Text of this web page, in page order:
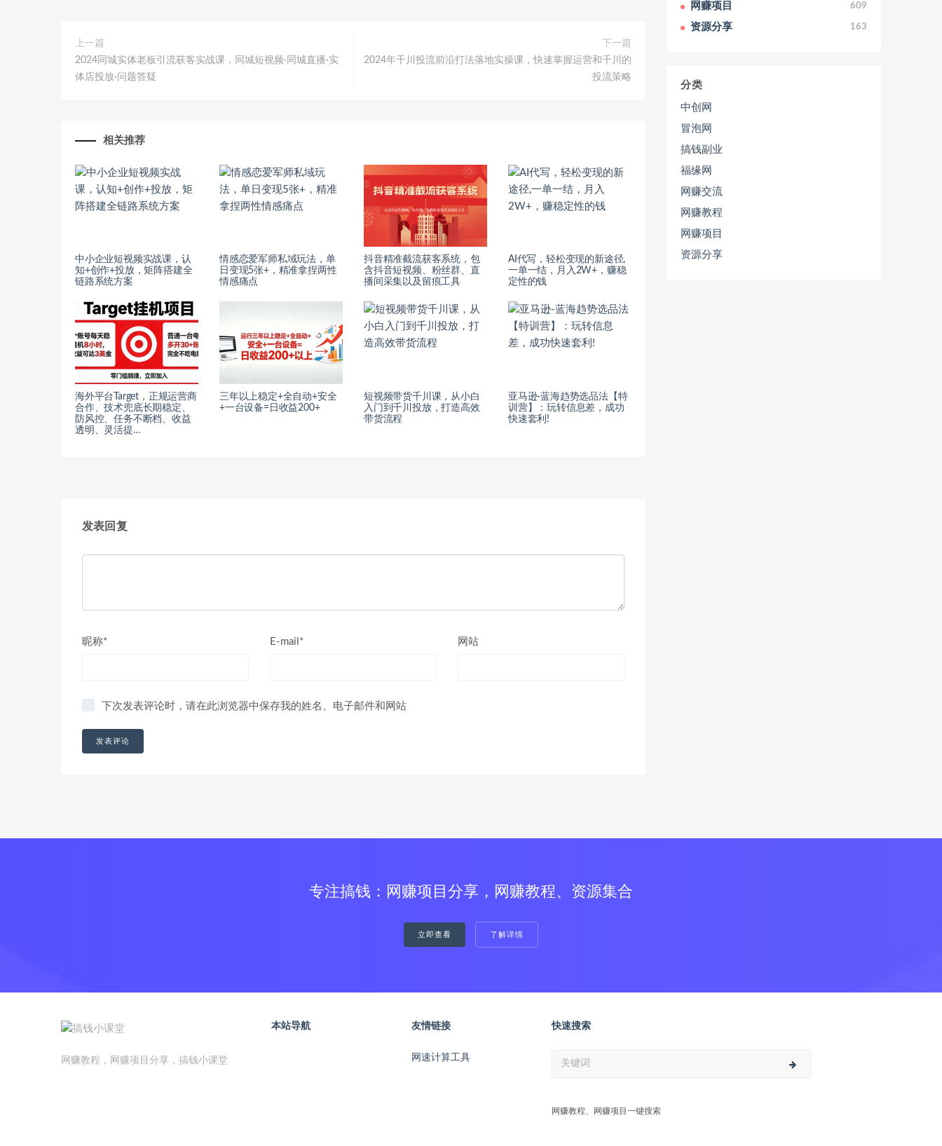
上一篇
2024同城实体老板引流获客实战课，同城短视频·同城直播·实
体店投放·问题答疑
下一篇
2024年千川投流前沿打法落地实操课，快速掌握运营和千川的
投流策略
相关推荐
中小企业短视频实战课，认
知+创作+投放，矩阵搭建全
链路系统方案
情感恋爱军师私域玩法，单
日变现5张+，精准拿捏两性
情感痛点
抖音精准截流获客系统，包
含抖音短视频、粉丝群、直
播间采集以及留痕工具
AI代写，轻松变现的新途径,
一单一结，月入2W+，赚稳
定性的钱
海外平台Target，正规运营商
合作、技术兜底长期稳定、
防风控、任务不断档、收益
透明、灵活提…
三年以上稳定+全自动+安全
+一台设备=日收益200+
短视频带货千川课，从小白
入门到千川投放，打造高效
带货流程
亚马逊-蓝海趋势选品法【特
训营】：玩转信息差，成功
快速套利!
发表回复
昵称* E-mail* 网站
下次发表评论时，请在此浏览器中保存我的姓名、电子邮件和网站
网赚项目 609
资源分享 163
分类
中创网
冒泡网
搞钱副业
福缘网
网赚交流
网赚教程
网赚项目
资源分享
专注搞钱：网赚项目分享，网赚教程、资源集合
立即查看 了解详情
网赚教程，网赚项目分享，搞钱小课堂
本站导航 友情链接
网速计算工具
快速搜索
网赚教程、网赚项目一键搜索